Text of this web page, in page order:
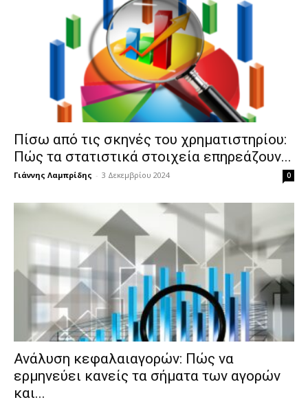
Πίσω από τις σκηνές του χρηματιστηρίου:
Πώς τα στατιστικά στοιχεία επηρεάζουν...
Γιάννης Λαμπρίδης - 3 Δεκεμβρίου 2024 0
Ανάλυση κεφαλαιαγορών: Πώς να
ερμηνεύει κανείς τα σήματα των αγορών
και...